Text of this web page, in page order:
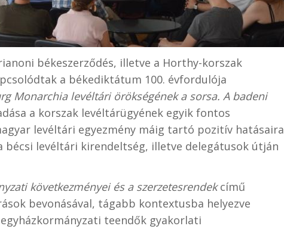
békeszerződés, illetve a Horthy-korszak
a békediktátum 100. évfordulója
Monarchia levéltári örökségének a sorsa. A badeni
a korszak levéltárügyének egyik fontos
levéltári egyezmény máig tartó pozitív hatásaira
bécsi levéltári kirendeltség, illetve delegátusok útján
következményei és a szerzetesrendekcímű
bevonásával, tágabb kontextusba helyezve
teendők gyakorlati